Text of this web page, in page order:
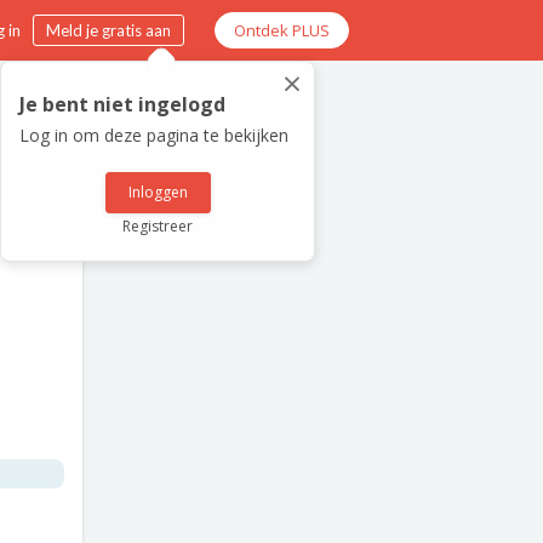
in Meld je gratis aan Ontdek PLUS
×
Je bent niet ingelogd
Log in om deze pagina te bekijken
Inloggen
Registreer